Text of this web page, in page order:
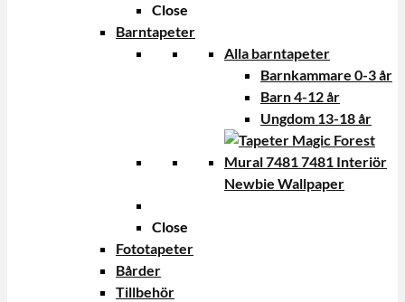
Close
Barntapeter
Alla barntapeter
Barnkammare 0-3 år
Barn 4-12 år
Ungdom 13-18 år
Newbie Wallpaper
Close
Fototapeter
Bårder
Tillbehör